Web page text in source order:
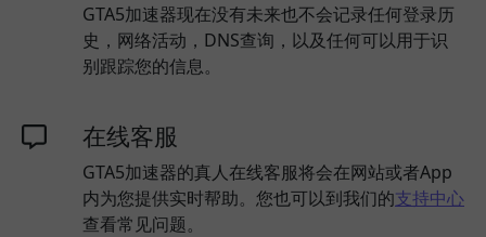
GTA5加速器现在没有未来也不会记录任何登录历
史，网络活动，DNS查询，以及任何可以用于识
别跟踪您的信息。
在线客服
GTA5加速器的真人在线客服将会在网站或者App
内为您提供实时帮助。您也可以到我们的支持中心
查看常见问题。